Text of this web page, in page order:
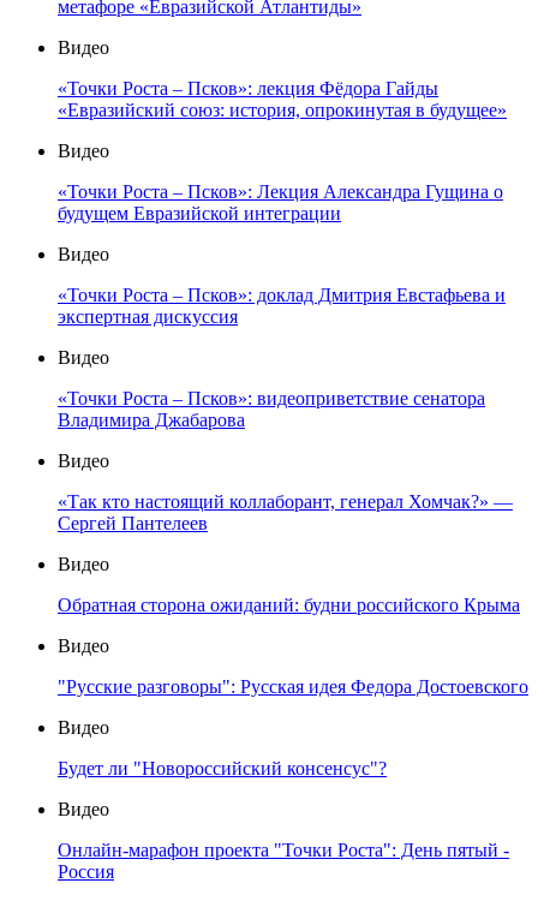
метафоре «Евразийской Атлантиды»
Видео
«Точки Роста – Псков»: лекция Фёдора Гайды
«Евразийский союз: история, опрокинутая в будущее»
Видео
«Точки Роста – Псков»: Лекция Александра Гущина о
будущем Евразийской интеграции
Видео
«Точки Роста – Псков»: доклад Дмитрия Евстафьева и
экспертная дискуссия
Видео
«Точки Роста – Псков»: видеоприветствие сенатора
Владимира Джабарова
Видео
«Так кто настоящий коллаборант, генерал Хомчак?» —
Сергей Пантелеев
Видео
Обратная сторона ожиданий: будни российского Крыма
Видео
"Русские разговоры": Русская идея Федора Достоевского
Видео
Будет ли "Новороссийский консенсус"?
Видео
Онлайн-марафон проекта "Точки Роста": День пятый -
Россия